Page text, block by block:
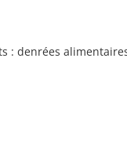
: denrées